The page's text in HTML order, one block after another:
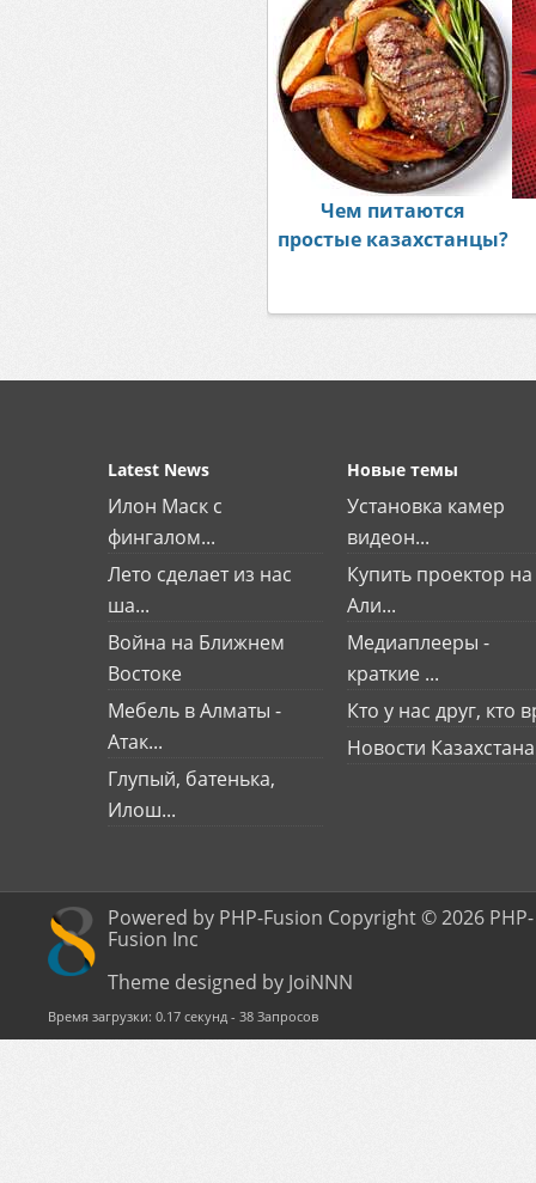
Чем питаются
простые казахстанцы?
Latest News
Илон Маск с
фингалом...
Лето сделает из нас
ша...
Война на Ближнем
Востоке
Мебель в Алматы -
Атак...
Глупый, батенька,
Илош...
Новые темы
Установка камер
видеон...
Купить проектор на
Али...
Медиаплееры -
краткие ...
Кто у нас друг, кто
Новости Казахстана
Powered by PHP-Fusion Copyright © 2026 PHP-
Fusion Inc
Theme designed by JoiNNN
Время загрузки: 0.17 секунд - 38 Запросов